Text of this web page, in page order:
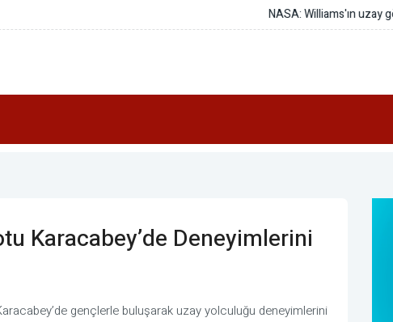
tedavisi araştırmalarına katkı sağladı
Karacabey’de Deneyimlerini
gençlerle buluşarak uzay yolculuğu deneyimlerini